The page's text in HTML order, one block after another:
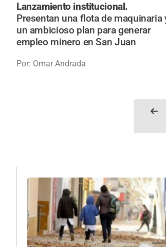
Lanzamiento institucional.
Presentan una flota de maquinaria
un ambicioso plan para generar
empleo minero en San Juan
Por: Omar Andrada